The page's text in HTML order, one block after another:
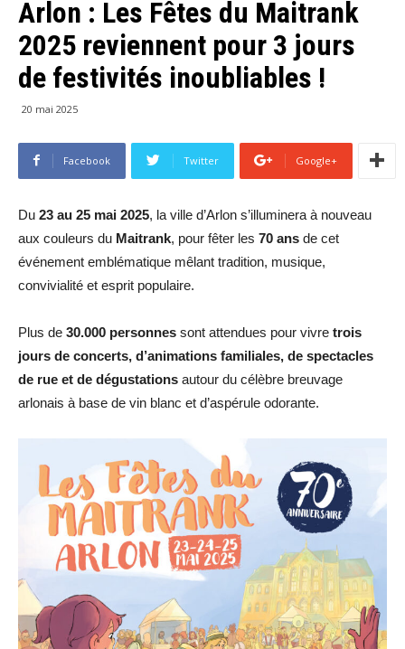
Arlon : Les Fêtes du Maitrank
2025 reviennent pour 3 jours
de festivités inoubliables !
20 mai 2025
Facebook Twitter Google+
Du 23 au 25 mai 2025, la ville d’Arlon s’illuminera à nouveau
aux couleurs du Maitrank, pour fêter les 70 ans de cet
événement emblématique mêlant tradition, musique,
convivialité et esprit populaire.
Plus de 30.000 personnes sont attendues pour vivre trois
jours de concerts, d’animations familiales, de spectacles
de rue et de dégustations autour du célèbre breuvage
arlonais à base de vin blanc et d’aspérule odorante.